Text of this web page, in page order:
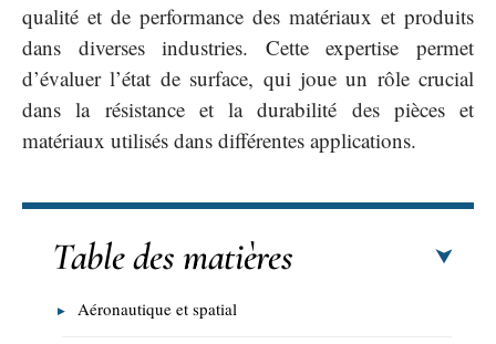
qualité et de performance des matériaux et produits
dans diverses industries. Cette expertise permet
d’évaluer l’état de surface, qui joue un rôle crucial
dans la résistance et la durabilité des pièces et
matériaux utilisés dans différentes applications.
Table des matières
Aéronautique et spatial